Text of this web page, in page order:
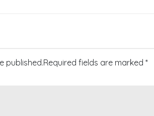
published.Required fields are marked *